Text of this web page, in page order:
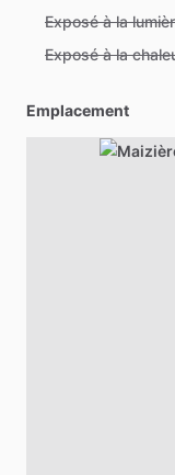
Exposé à la
Exposé à la
Emplacement